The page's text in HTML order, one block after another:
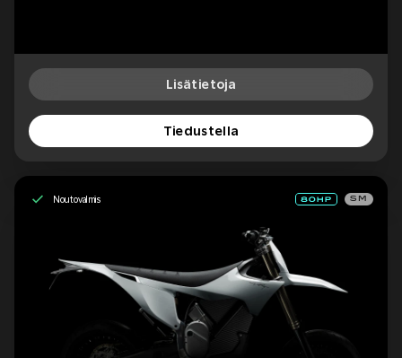
Lisätietoja
Tiedustella
Noutovalmis SM